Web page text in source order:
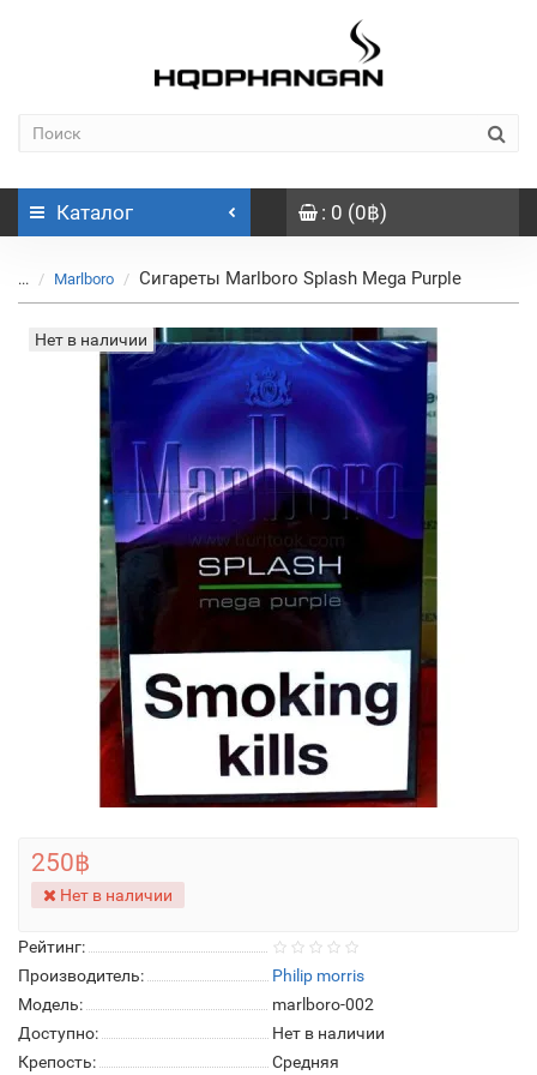
Каталог : 0 (0฿)
... Marlboro Сигареты Marlboro Splash Mega Purple
Нет в наличии
Рейтинг:
Производитель:
Philip morris
Модель:
marlboro-002
Доступно:
Нет в наличии
Крепость:
Средняя
250฿
Нет в наличии